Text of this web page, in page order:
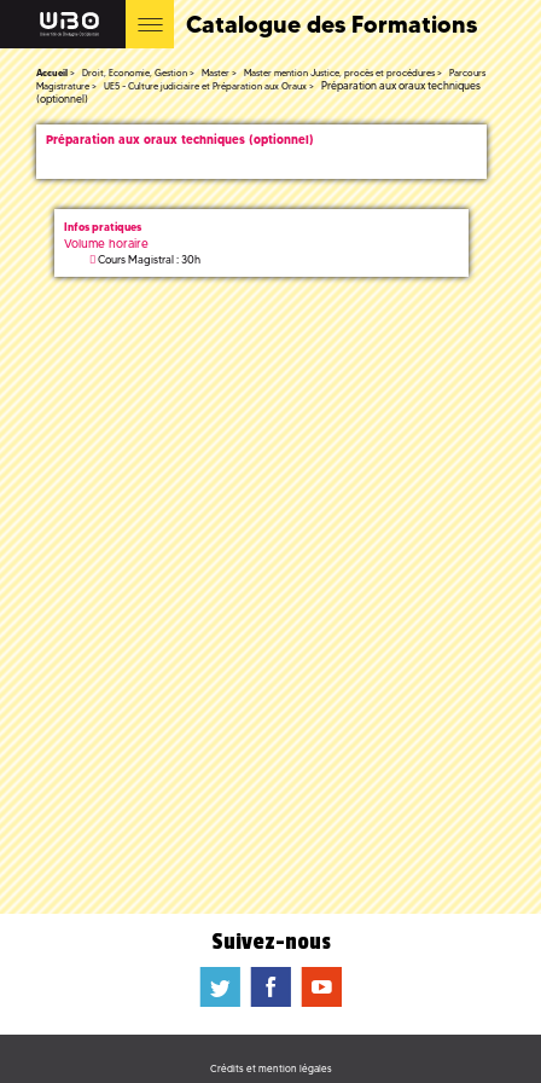
Catalogue des Formations
Accueil Droit, Economie, Gestion Master Master mention Justice, procès et procédures
Parcours
Magistrature
UE5 - Culture judiciaire et Préparation aux Oraux
Préparation aux oraux techniques
(optionnel)
Préparation aux oraux techniques (optionnel)
Infos pratiques
Volume horaire
Cours Magistral : 30h
Suivez-nous
a b f
Crédits et mention légales